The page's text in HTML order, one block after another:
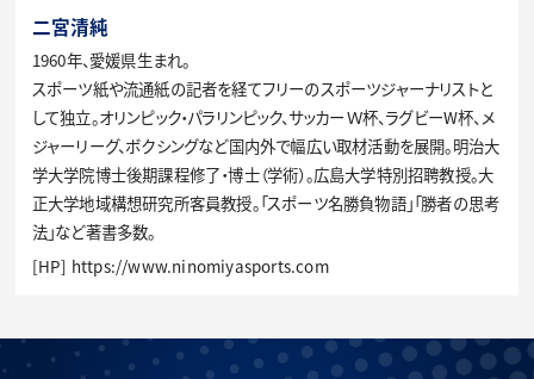
二宮清純
1960年、愛媛県生まれ。
スポーツ紙や流通紙の記者を経てフリーのスポーツジャーナリストと
して独立。オリンピック・パラリンピック、サッカーＷ杯、ラグビーW杯、メ
ジャーリーグ、ボクシングなど国内外で幅広い取材活動を展開。明治大
学大学院博士後期課程修了・博士（学術）。広島大学特別招聘教授。大
正大学地域構想研究所客員教授。「スポーツ名勝負物語」「勝者の思考
法」など著書多数。
[HP] https://www.ninomiyasports.com